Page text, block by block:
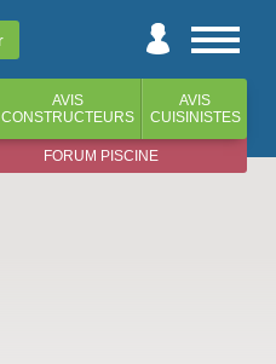
AVIS
CONSTRUCTEURS
AVIS
CUISINISTES
FORUM PISCINE